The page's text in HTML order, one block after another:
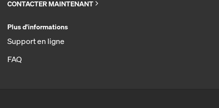
CONTACTER MAINTENANT
Plus d'informations
Support en ligne
FAQ